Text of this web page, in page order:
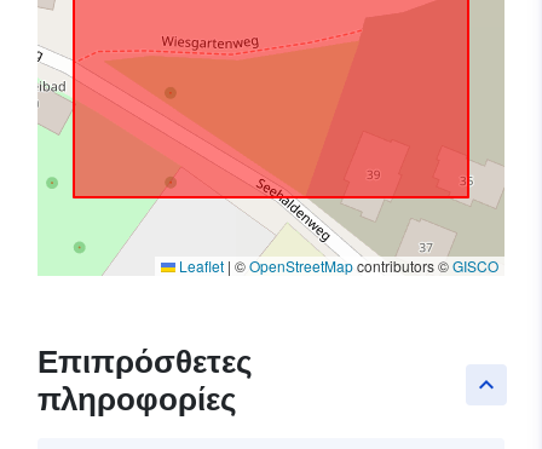
Leaflet | ©OpenStreetMapcontributors ©GISCO
keyboard_arrow_up
Επιπρόσθετες
πληροφορίες